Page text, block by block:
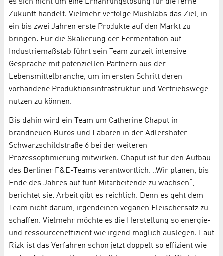
es sich nicht um eine Ernährungslösung für die ferne
Zukunft handelt. Vielmehr verfolge Mushlabs das Ziel, in
ein bis zwei Jahren erste Produkte auf den Markt zu
bringen. Für die Skalierung der Fermentation auf
Industriemaßstab führt sein Team zurzeit intensive
Gespräche mit potenziellen Partnern aus der
Lebensmittelbranche, um im ersten Schritt deren
vorhandene Produktionsinfrastruktur und Vertriebswege
nutzen zu können.
Bis dahin wird ein Team um Catherine Chaput in
brandneuen Büros und Laboren in der Adlershofer
Schwarzschildstraße 6 bei der weiteren
Prozessoptimierung mitwirken. Chaput ist für den Aufbau
des Berliner F&E-Teams verantwortlich. „Wir planen, bis
Ende des Jahres auf fünf Mitarbeitende zu wachsen“,
berichtet sie. Arbeit gibt es reichlich. Denn es geht dem
Team nicht darum, irgendeinen veganen Fleischersatz zu
schaffen. Vielmehr möchte es die Herstellung so energie-
und ressourceneffizient wie irgend möglich auslegen. Laut
Rizk ist das Verfahren schon jetzt doppelt so effizient wie